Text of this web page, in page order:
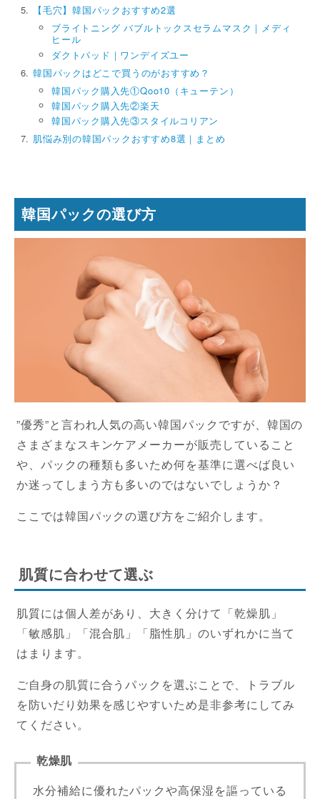
【毛穴】韓国パックおすすめ2選
ブライトニング バブルトックスセラムマスク｜メディ
ヒール
ダクトパッド｜ワンデイズユー
韓国パックはどこで買うのがおすすめ？
韓国パック購入先①Qoo10（キューテン）
韓国パック購入先②楽天
韓国パック購入先③スタイルコリアン
肌悩み別の韓国パックおすすめ8選｜まとめ
韓国パックの選び方
”優秀”と言われ人気の高い韓国パックですが、韓国の
さまざまなスキンケアメーカーが販売していること
や、パックの種類も多いため何を基準に選べば良い
か迷ってしまう方も多いのではないでしょうか？
ここでは韓国パックの選び方をご紹介します。
肌質に合わせて選ぶ
肌質には個人差があり、大きく分けて「乾燥肌」
「敏感肌」「混合肌」「脂性肌」のいずれかに当て
はまります。
ご自身の肌質に合うパックを選ぶことで、トラブル
を防いだり効果を感じやすいため是非参考にしてみ
てください。
乾燥肌
水分補給に優れたパックや高保湿を謳っている